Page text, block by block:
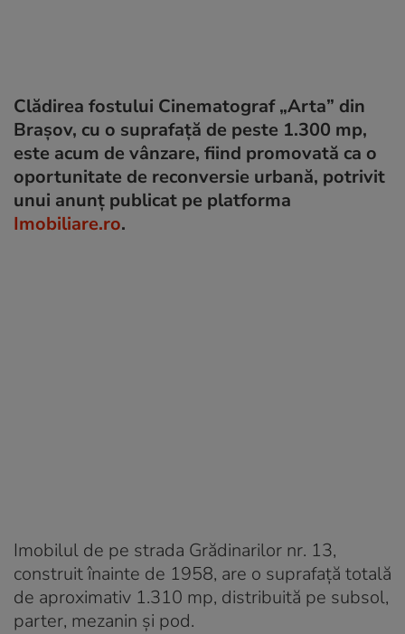
Clădirea fostului Cinematograf „Arta” din
Brașov, cu o suprafață de peste 1.300 mp,
este acum de vânzare, fiind promovată ca o
oportunitate de reconversie urbană, potrivit
unui anunț publicat pe platforma
Imobiliare.ro.
Imobilul de pe strada Grădinarilor nr. 13,
construit înainte de 1958, are o suprafață totală
de aproximativ 1.310 mp, distribuită pe subsol,
parter, mezanin și pod.